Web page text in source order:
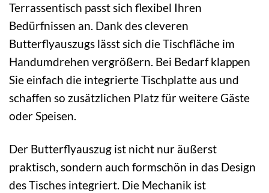
Terrassentisch passt sich flexibel Ihren
Bedürfnissen an. Dank des cleveren
Butterflyauszugs lässt sich die Tischfläche im
Handumdrehen vergrößern. Bei Bedarf klappen
Sie einfach die integrierte Tischplatte aus und
schaffen so zusätzlichen Platz für weitere Gäste
oder Speisen.
Der Butterflyauszug ist nicht nur äußerst
praktisch, sondern auch formschön in das Design
des Tisches integriert. Die Mechanik ist